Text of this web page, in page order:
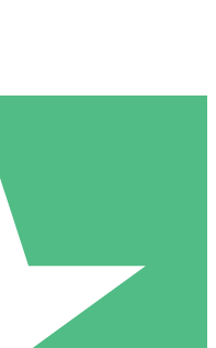
Pakete
Credits. Keine
erforderlich.